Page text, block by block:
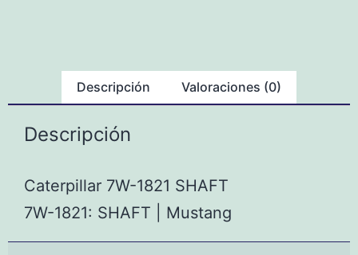
Descripción Valoraciones (0)
Descripción
Caterpillar 7W-1821 SHAFT
7W-1821: SHAFT | Mustang